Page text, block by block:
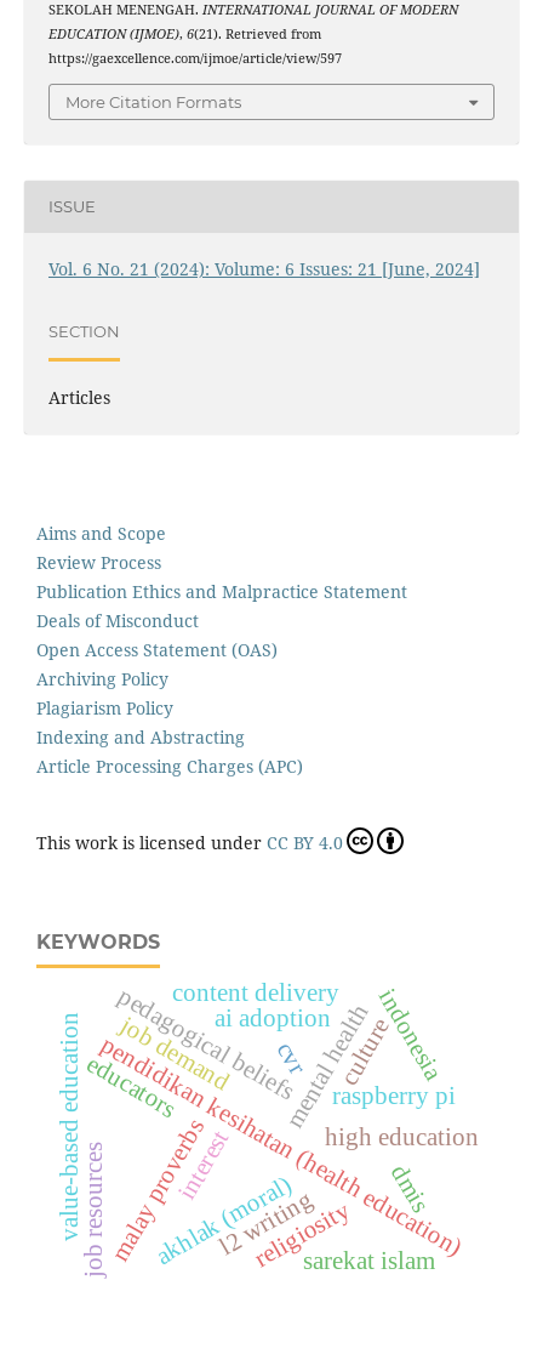
SEKOLAH MENENGAH. INTERNATIONAL JOURNAL OF MODERN
EDUCATION (IJMOE), 6(21). Retrieved from
https://gaexcellence.com/ijmoe/article/view/597
More Citation Formats
ISSUE
Vol. 6 No. 21 (2024): Volume: 6 Issues: 21 [June, 2024]
SECTION
Articles
Aims and Scope
Review Process
Publication Ethics and Malpractice Statement
Deals of Misconduct
Open Access Statement (OAS)
Archiving Policy
Plagiarism Policy
Indexing and Abstracting
Article Processing Charges (APC)
This work is licensed under CC BY 4.0
KEYWORDS
pendidikan kesihatan (health education)
malay proverbs
mental health
religiosity
job demand
job resources
value-based education interest
raspberry pi
pedagogical beliefs
ai adoption
high education
educators culture
content delivery indonesia
sarekat islam
akhlak (moral)
cvr
l2 writing dmis